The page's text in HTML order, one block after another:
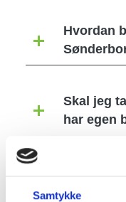
Samtykke
Hvordan
Skal jeg
har egen